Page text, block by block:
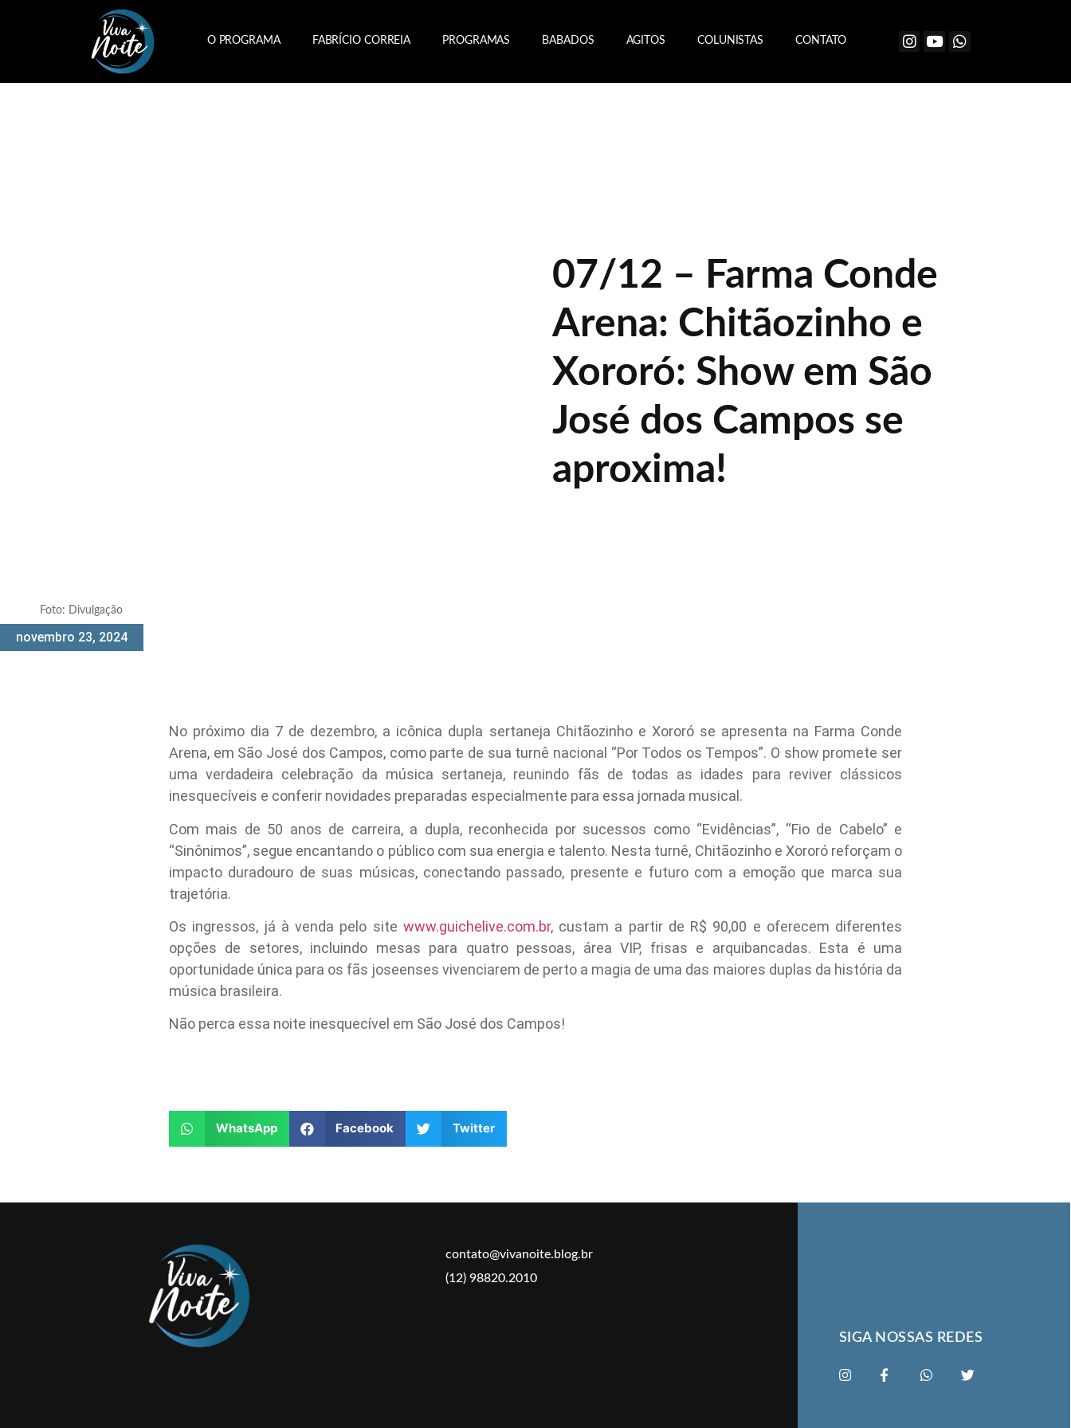
O PROGRAMA FABRÍCIO CORREIA PROGRAMAS BABADOS AGITOS COLUNISTAS CONTATO
Foto: Divulgação
novembro 23, 2024
07/12 – Farma Conde
Arena: Chitãozinho e
Xororó: Show em São
José dos Campos se
aproxima!
No próximo dia 7 de dezembro, a icônica dupla sertaneja Chitãozinho e Xororó se apresenta na Farma Conde
Arena, em São José dos Campos, como parte de sua turnê nacional “Por Todos os Tempos”. O show promete ser
uma verdadeira celebração da música sertaneja, reunindo fãs de todas as idades para reviver clássicos
inesquecíveis e conferir novidades preparadas especialmente para essa jornada musical.
Com mais de 50 anos de carreira, a dupla, reconhecida por sucessos como “Evidências”, “Fio de Cabelo” e
“Sinônimos”, segue encantando o público com sua energia e talento. Nesta turnê, Chitãozinho e Xororó reforçam o
impacto duradouro de suas músicas, conectando passado, presente e futuro com a emoção que marca sua
trajetória.
Os ingressos, já à venda pelo site www.guichelive.com.br, custam a partir de R$ 90,00 e oferecem diferentes
opções de setores, incluindo mesas para quatro pessoas, área VIP, frisas e arquibancadas. Esta é uma
oportunidade única para os fãs joseenses vivenciarem de perto a magia de uma das maiores duplas da história da
música brasileira.
Não perca essa noite inesquecível em São José dos Campos!
WhatsApp Facebook Twitter
contato@vivanoite.blog.br
(12) 98820.2010
SIGA NOSSAS REDES